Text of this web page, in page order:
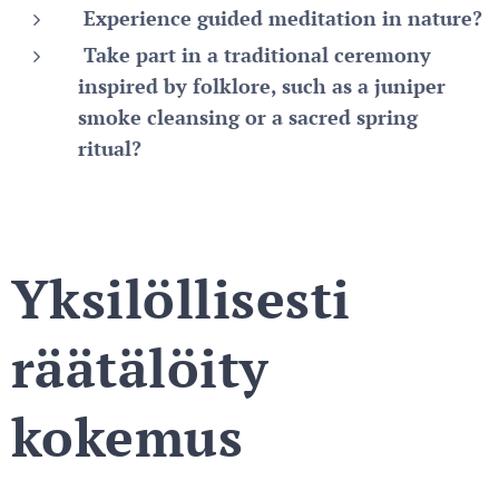
Experience guided meditation in nature?
Take part in a traditional ceremony
inspired by folklore, such as a juniper
smoke cleansing or a sacred spring
ritual?
Yksilöllisesti
räätälöity
kokemus